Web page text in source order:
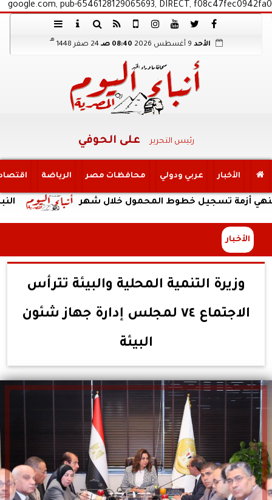
google.com, pub-6546128129065693, DIRECT, f08c47fec0942fa0
الأحد 08:40 صـ 24 صفر 1448
هـ
رئيس التحرير على الحوفي
الأخبار عربي ودولي محافظات مصر الرياضة
النبؤة تسجيل خطوط المحمول خلال شهر
الأخبار
وزيرة التنمية المحلية والبيئة تترأس
الاجتماع ٧٤ لمجلس إدارة جهاز شئون
البيئة